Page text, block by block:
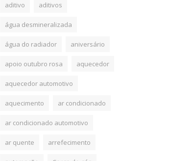
aditivo aditivos
água desmineralizada
água do radiador aniversário
apoio outubro rosa aquecedor
aquecedor automotivo
aquecimento ar condicionado
ar condicionado automotivo
ar quente arrefecimento